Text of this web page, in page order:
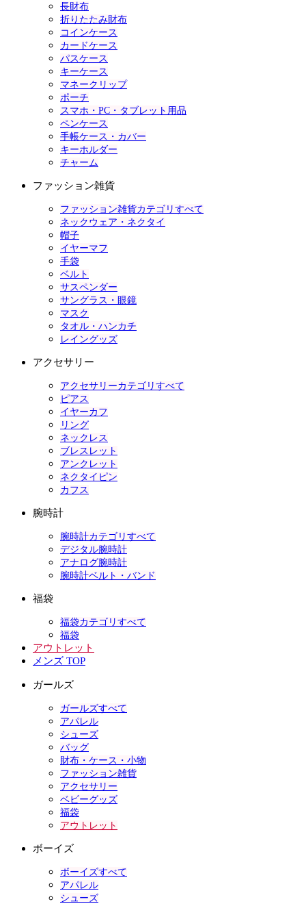
長財布
折りたたみ財布
コインケース
カードケース
パスケース
キーケース
マネークリップ
ポーチ
スマホ・PC・タブレット用品
ペンケース
手帳ケース・カバー
キーホルダー
チャーム
ファッション雑貨
ファッション雑貨カテゴリすべて
ネックウェア・ネクタイ
帽子
イヤーマフ
手袋
ベルト
サスペンダー
サングラス・眼鏡
マスク
タオル・ハンカチ
レイングッズ
アクセサリー
アクセサリーカテゴリすべて
ピアス
イヤーカフ
リング
ネックレス
ブレスレット
アンクレット
ネクタイピン
カフス
腕時計
腕時計カテゴリすべて
デジタル腕時計
アナログ腕時計
腕時計ベルト・バンド
福袋
福袋カテゴリすべて
福袋
アウトレット
メンズ TOP
ガールズ
ガールズすべて
アパレル
シューズ
バッグ
財布・ケース・小物
ファッション雑貨
アクセサリー
ベビーグッズ
福袋
アウトレット
ボーイズ
ボーイズすべて
アパレル
シューズ